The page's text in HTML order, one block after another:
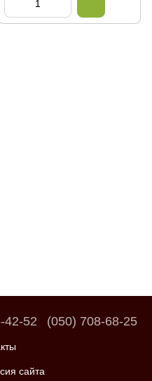
42-52 (050) 708-68-25
сайта